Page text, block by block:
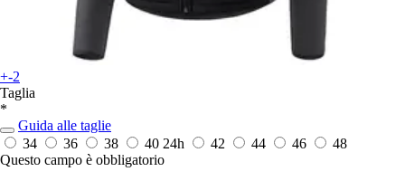
+-2
Taglia
*
Guida alle taglie
34
36 38 40 24h 42 44 46
48
Questo campo è obbligatorio